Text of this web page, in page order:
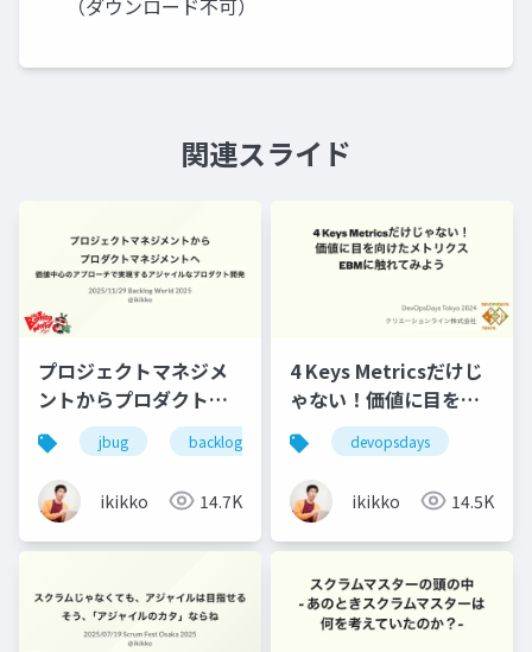
（ダウンロード不可）
関連スライド
プロジェクトマネジメ
ントからプロダクトマ
ネジメントへ：価値中
心のアプローチで実現
するアジャイルなプロ
ダクト開発
jbug backlogworld
ikikko 14.7K
4 Keys Metricsだけじ
ゃない！価値に目を向
けたメトリクス：EBM
に触れてみよう
devopsdays
ikikko 14.5K